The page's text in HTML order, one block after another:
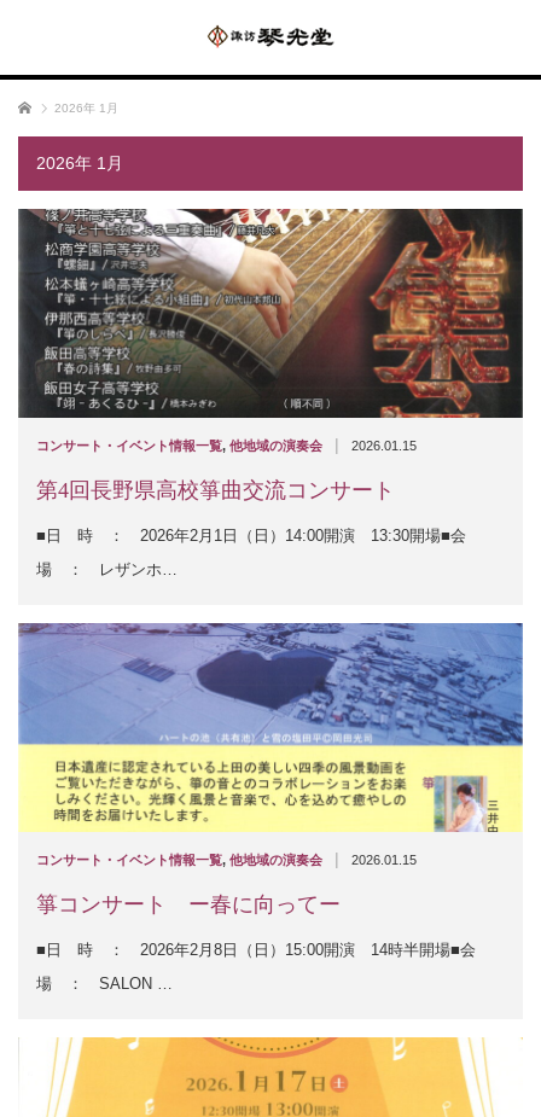
ホーム 2026年 1月
2026年 1月
コンサート・イベント情報一覧, 他地域の演奏会 | 2026.01.15
第4回長野県高校箏曲交流コンサート
■日 時 ： 2026年2月1日（日）14:00開演 13:30開場■会
場 ： レザンホ…
コンサート・イベント情報一覧, 他地域の演奏会 | 2026.01.15
箏コンサート ー春に向ってー
■日 時 ： 2026年2月8日（日）15:00開演 14時半開場■会
場 ： SALON …